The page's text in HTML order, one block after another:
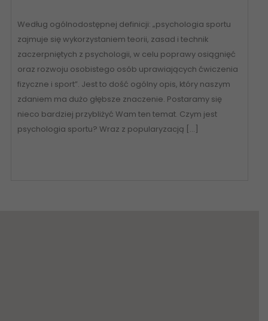
Według ogólnodostępnej definicji: „psychologia sportu
zajmuje się wykorzystaniem teorii, zasad i technik
zaczerpniętych z psychologii, w celu poprawy osiągnięć
oraz rozwoju osobistego osób uprawiających ćwiczenia
fizyczne i sport”. Jest to dość ogólny opis, który naszym
zdaniem ma dużo głębsze znaczenie. Postaramy się
nieco bardziej przybliżyć Wam ten temat. Czym jest
psychologia sportu? Wraz z popularyzacją […]